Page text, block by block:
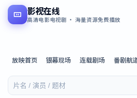
影视在线
高清电影电视剧 · 海量资源免费播放
放映首页 银幕现场 连载剧场 番剧航